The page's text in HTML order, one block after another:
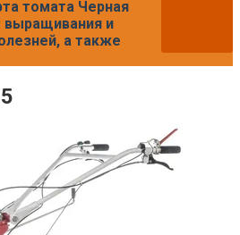
томата Черная
выращивания и
а также